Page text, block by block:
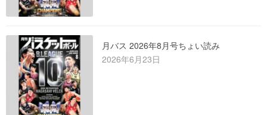
月バス 2026年8月号ちょい読み
2026年6月23日